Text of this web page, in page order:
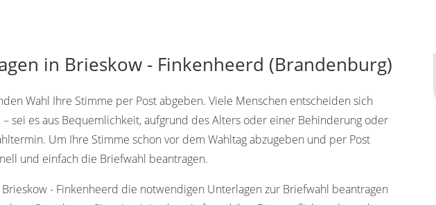
in Brieskow - Finkenheerd (Brandenburg)
Wahl Ihre Stimme per Post abgeben. Viele Menschen entscheiden sich
sei es aus Bequemlichkeit, aufgrund des Alters oder einer Behinderung oder
Um Ihre Stimme schon vor dem Wahltag abzugeben und per Post
und einfach die Briefwahl beantragen.
- Finkenheerd die notwendigen Unterlagen zur Briefwahl beantragen